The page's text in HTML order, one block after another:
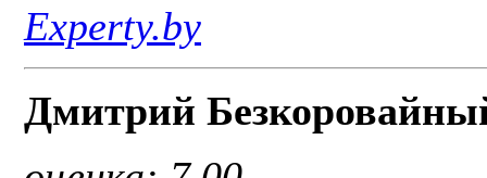
Experty.by
Дмитрий